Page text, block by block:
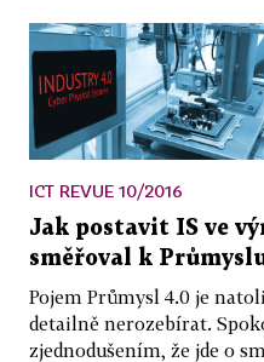
ICT REVUE 10/2016
Jak postavit IS ve
směřoval k
Pojem Průmysl 4.0 je
detailně nerozebírat.
zjednodušením, že jde o